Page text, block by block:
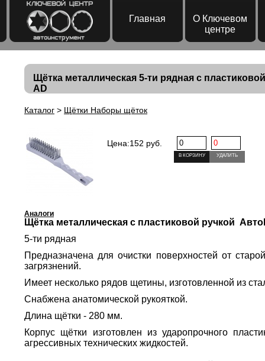
Главная
О Ключевом
центре
Щётка металлическая 5-ти рядная с
AD
Каталог > Щётки Наборы щёток
Цена:152 руб.
В КОРЗИНУ УДАЛИТЬ
Аналоги
Щётка металлическая с пластиковой ручкой
5-ти рядная
Предназначена для очистки поверхностей от
загрязнений.
Имеет несколько рядов щетины, изготовленной из
Снабжена анатомической рукояткой.
Длина щётки - 280 мм.
Корпус щётки изготовлен из ударопрочного
агрессивных технических жидкостей.